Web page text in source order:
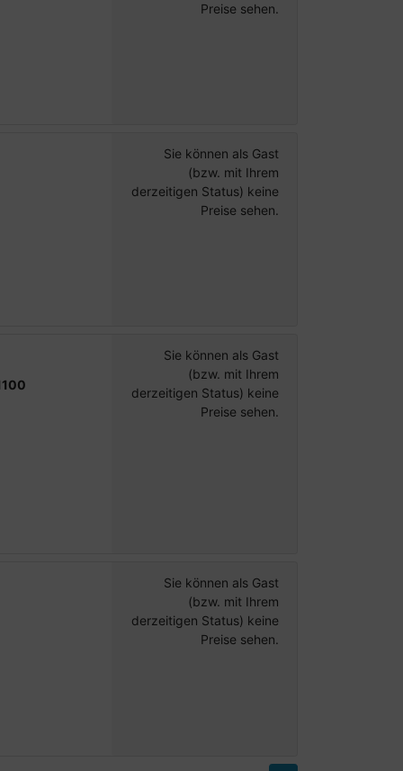
Preise sehen.
Sie können als Gast
(bzw. mit Ihrem
derzeitigen Status) keine
Preise sehen.
Sie können als Gast
(bzw. mit Ihrem
derzeitigen Status) keine
Preise sehen.
Sie können als Gast
(bzw. mit Ihrem
derzeitigen Status) keine
Preise sehen.